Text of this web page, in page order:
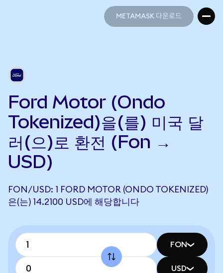
METAMASK 다운로드
Ford Motor (Ondo
Tokenized)을(를) 미국 달
러(으)로 환전 (Fon →
USD)
FON/USD: 1 FORD MOTOR (ONDO TOKENIZED)
은(는) 14.2100 USD에 해당합니다
FON
USD